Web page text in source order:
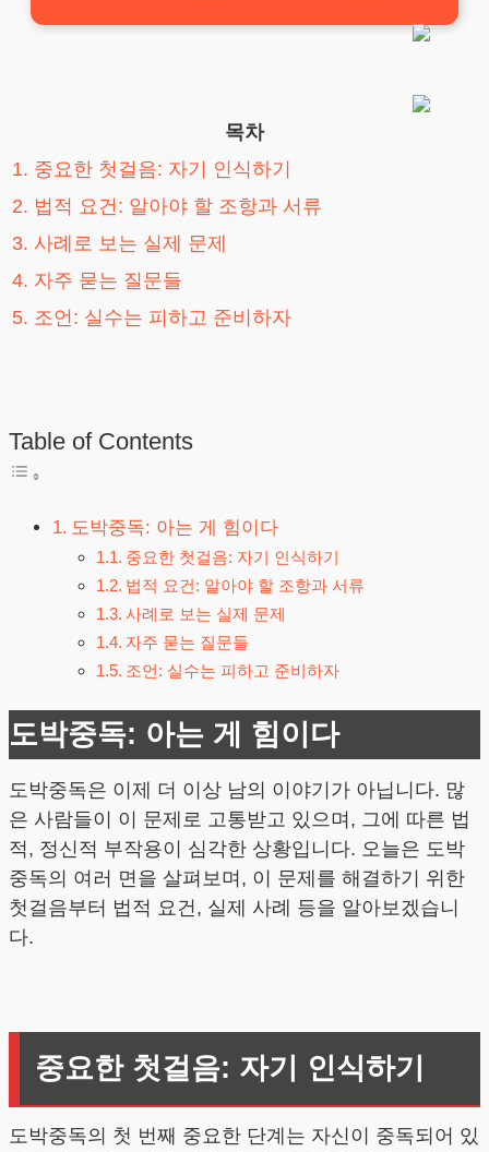
목차
1. 중요한 첫걸음: 자기 인식하기
2. 법적 요건: 알아야 할 조항과 서류
3. 사례로 보는 실제 문제
4. 자주 묻는 질문들
5. 조언: 실수는 피하고 준비하자
Table of Contents
도박중독: 아는 게 힘이다
중요한 첫걸음: 자기 인식하기
법적 요건: 알아야 할 조항과 서류
사례로 보는 실제 문제
자주 묻는 질문들
조언: 실수는 피하고 준비하자
도박중독: 아는 게 힘이다
도박중독은 이제 더 이상 남의 이야기가 아닙니다. 많
은 사람들이 이 문제로 고통받고 있으며, 그에 따른 법
적, 정신적 부작용이 심각한 상황입니다. 오늘은 도박
중독의 여러 면을 살펴보며, 이 문제를 해결하기 위한
첫걸음부터 법적 요건, 실제 사례 등을 알아보겠습니
다.
중요한 첫걸음: 자기 인식하기
도박중독의 첫 번째 중요한 단계는 자신이 중독되어 있